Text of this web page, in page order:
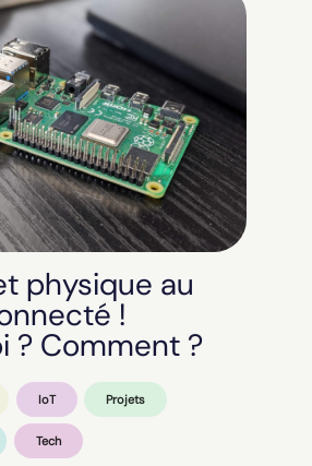
physique au
!
? Comment ?
IoT Projets
Tech